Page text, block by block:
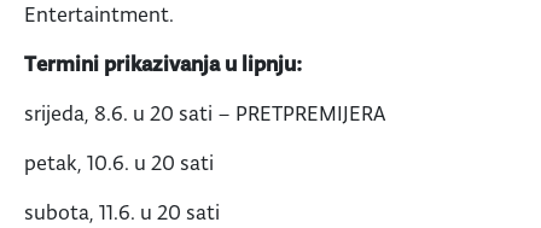
Entertaintment.
Termini prikazivanja u lipnju:
srijeda, 8.6. u 20 sati – PRETPREMIJERA
petak, 10.6. u 20 sati
subota, 11.6. u 20 sati